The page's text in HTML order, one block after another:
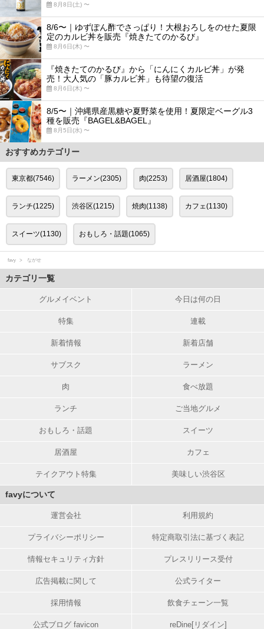
8月8日(土) 〜
8/6〜｜ゆずぽん酢でさっぱり！大根おろしをのせた夏限
定のカルビ丼を販売『焼きたてのかるび』
8月6日(木) 〜
『焼きたてのかるび』から「にんにくカルビ丼」が発
売！大人気の「豚カルビ丼」も待望の復活
8月6日(木) 〜
8/5〜｜沖縄県産黒糖や夏野菜を使用！夏限定ベーグル3
種を販売『BAGEL&BAGEL』
8月5日(水) 〜
おすすめカテゴリー
東京都(7546) ラーメン(2305) 肉(2253) 居酒屋(1804)
ランチ(1225) 渋谷区(1215) 焼肉(1138) カフェ(1130)
スイーツ(1130) おもしろ・話題(1065)
favy ながせ
カテゴリ一覧
グルメイベント 今日は何の日
特集 連載
新着情報 新着店舗
サブスク ラーメン
肉 食べ放題
ランチ ご当地グルメ
おもしろ・話題 スイーツ
居酒屋 カフェ
テイクアウト特集 美味しい渋谷区
favyについて
運営会社 利用規約
プライバシーポリシー 特定商取引法に基づく表記
情報セキュリティ方針 プレスリリース受付
広告掲載に関して 公式ライター
採用情報 飲食チェーン一覧
公式ブログ favicon reDine[リダイン]